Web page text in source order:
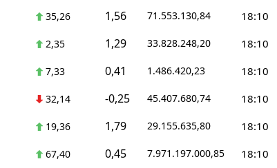
35,26 1,56 71.553.130,84 18:10
2,35 1,29 33.828.248,20 18:10
7,33 0,41 1.486.420,23 18:10
32,14 -0,25 45.407.680,74 18:10
19,36 1,79 29.155.635,80 18:10
67,40 0,45 7.971.197.000,85 18:10